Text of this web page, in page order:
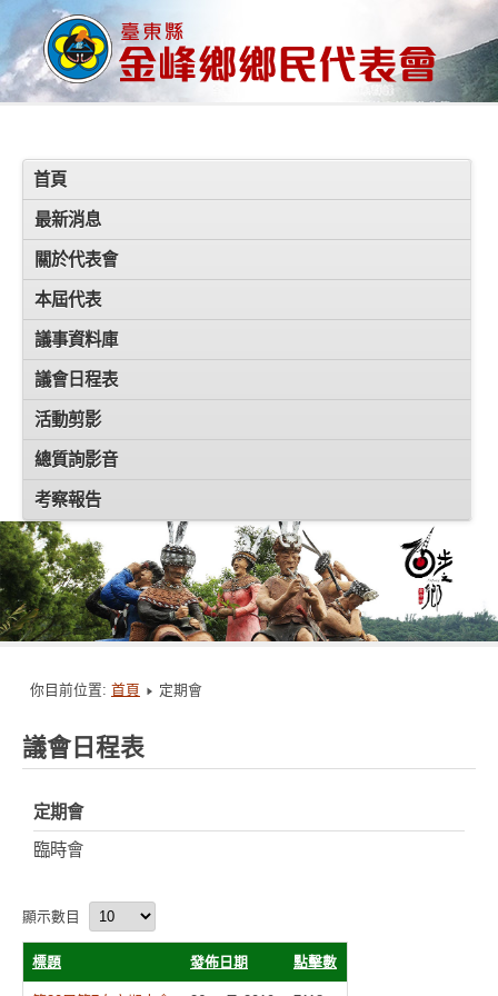
首頁
最新消息
關於代表會
本屆代表
議事資料庫
議會日程表
活動剪影
總質詢影音
考察報告
你目前位置: 首頁 定期會
議會日程表
定期會
臨時會
顯示數目
標題 發佈日期 點擊數